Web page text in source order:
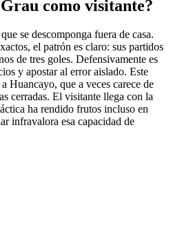
como visitante?
se descomponga fuera de casa.
el patrón es claro: sus partidos
de tres goles. Defensivamente es
y apostar al error aislado. Este
Huancayo, que a veces carece de
cerradas. El visitante llega con la
ha rendido frutos incluso en
infravalora esa capacidad de